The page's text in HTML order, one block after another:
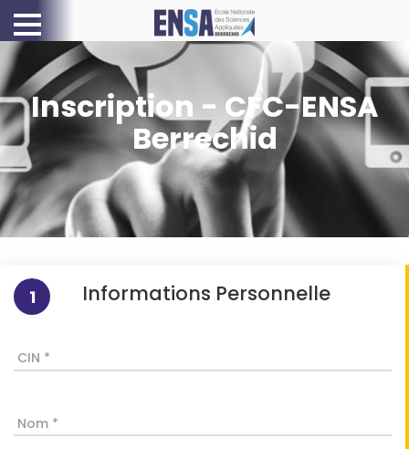
Inscription - CFC-ENSA
Berrechid
1 Informations Personnelle
CIN *
Nom *